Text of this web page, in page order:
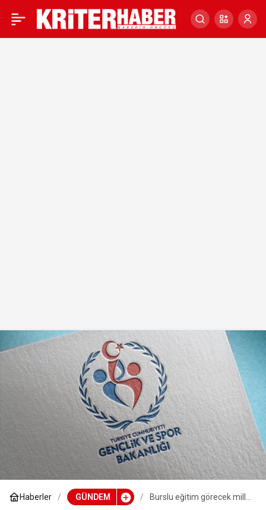
Haberler GÜNDEM
Burslu eğitim görecek milli
Burslu eğitim görecek 0